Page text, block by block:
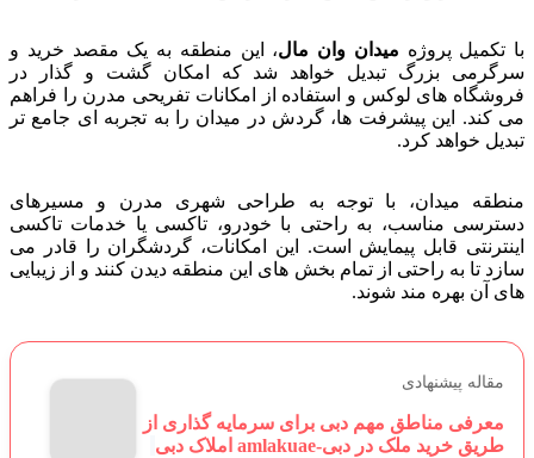
با تکمیل پروژه میدان وان مال، این منطقه به یک مقصد خرید و
سرگرمی بزرگ تبدیل خواهد شد که امکان گشت و گذار در
فروشگاه های لوکس و استفاده از امکانات تفریحی مدرن را فراهم
می کند. این پیشرفت ها، گردش در میدان را به تجربه ای جامع تر
تبدیل خواهد کرد.
منطقه میدان، با توجه به طراحی شهری مدرن و مسیرهای
دسترسی مناسب، به راحتی با خودرو، تاکسی یا خدمات تاکسی
اینترنتی قابل پیمایش است. این امکانات، گردشگران را قادر می
سازد تا به راحتی از تمام بخش های این منطقه دیدن کنند و از زیبایی
های آن بهره مند شوند.
مقاله پیشنهادی
معرفی مناطق مهم دبی برای سرمایه گذاری از
طریق خرید ملک در دبی-amlakuae املاک دبی